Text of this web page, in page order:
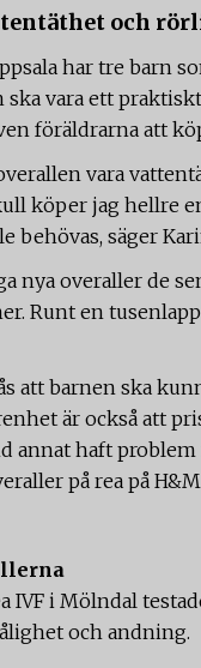
och
har tre barn
vara ett
föräldrarna att
vara
köper jag hellre
behövas, säger
nya overaller de
Runt en
att barnen ska
är också att
annat haft
på rea på
IVF i Mölndal
och andning.